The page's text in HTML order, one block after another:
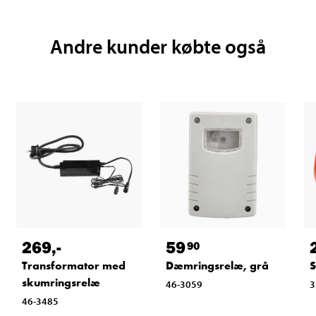
Andre kunder købte også
269,-
Transformator med
skumringsrelæ
46-3485
5990
Dæmringsrelæ, grå
46-3059